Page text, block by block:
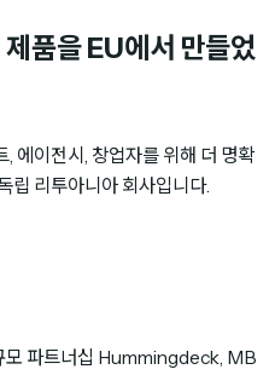
제품을EU에서 만들었
에이전시, 창업자를 위해 더 명확
립 리투아니아 회사입니다.
파트너십 Hummingdeck, MB